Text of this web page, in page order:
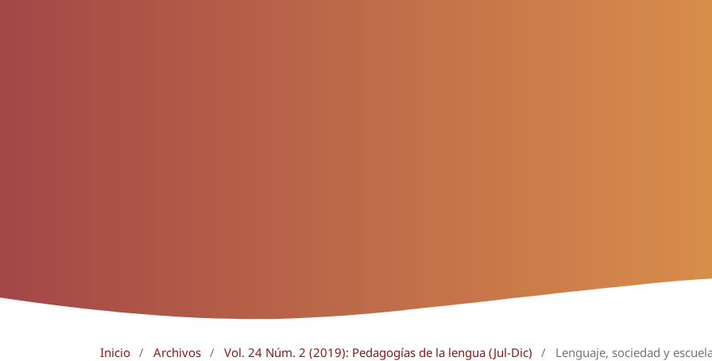
Inicio / Archivos / Vol. 24 Núm. 2 (2019): Pedagogías de la lengua (Jul-Dic) / Lenguaje, sociedad y